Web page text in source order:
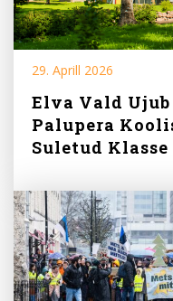
29. Aprill 2026
Elva Vald
Palupera
Suletud Klasse